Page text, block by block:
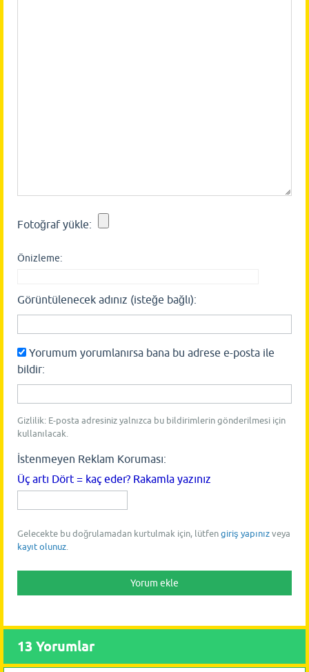
Fotoğraf yükle:
Önizleme:
Görüntülenecek adınız (isteğe bağlı):
Yorumum yorumlanırsa bana bu adrese e-posta ile
bildir:
Gizlilik: E-posta adresiniz yalnızca bu bildirimlerin gönderilmesi için
kullanılacak.
İstenmeyen Reklam Koruması:
Üç artı Dört = kaç eder? Rakamla yazınız
Gelecekte bu doğrulamadan kurtulmak için, lütfen giriş yapınız veya
kayıt olunuz.
13 Yorumlar